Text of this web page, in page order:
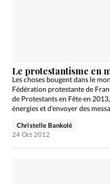
Le protestantisme en
Les choses bougent dans le
Fédération protestante de
de Protestants en Fête en
énergies et d’envoyer des
Christelle Bankolé
24 Oct 2012